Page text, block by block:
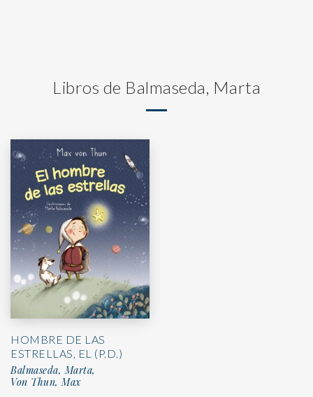
Libros de Balmaseda, Marta
HOMBRE DE LAS
ESTRELLAS, EL (P.D.)
Balmaseda, Marta,
Von Thun, Max